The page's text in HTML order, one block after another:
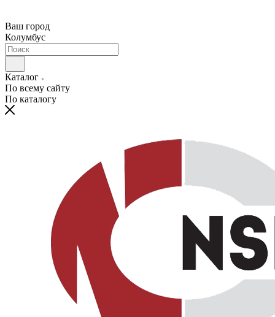
Ваш город
Колумбус
Каталог
По всему сайту
По каталогу